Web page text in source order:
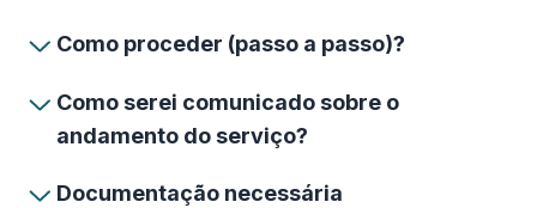
Como proceder (passo a passo)?
Como serei comunicado sobre o
andamento do serviço?
Documentação necessária